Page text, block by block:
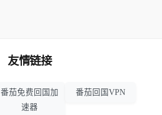
友情链接
番茄免费回国加
速器
番茄回国VPN